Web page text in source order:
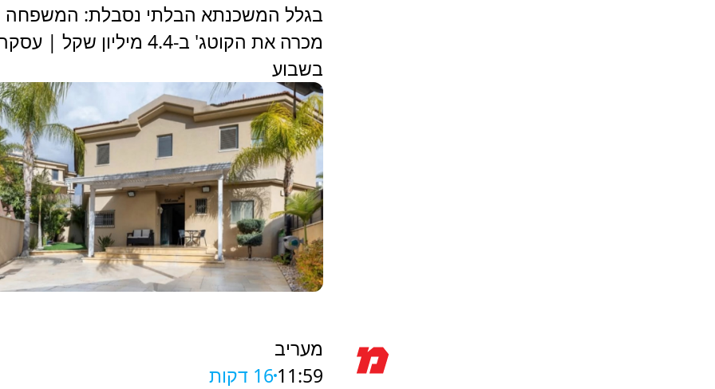
‏בגלל המשכנתא הבלתי נסבלת: המשפחה
מכרה את הקוטג' ב-4.4 מיליון שקל |
בשבוע
מעריב
11:59 16 דקות